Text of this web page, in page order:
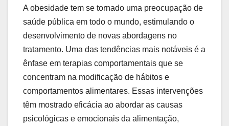
A obesidade tem se tornado uma preocupação de
saúde pública em todo o mundo, estimulando o
desenvolvimento de novas abordagens no
tratamento. Uma das tendências mais notáveis é a
ênfase em terapias comportamentais que se
concentram na modificação de hábitos e
comportamentos alimentares. Essas intervenções
têm mostrado eficácia ao abordar as causas
psicológicas e emocionais da alimentação,